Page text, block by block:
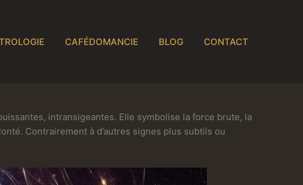
CAFÉDOMANCIE BLOG CONTACT
intransigeantes. Elle symbolise la force brute, la
Contrairement à d’autres signes plus subtils ou